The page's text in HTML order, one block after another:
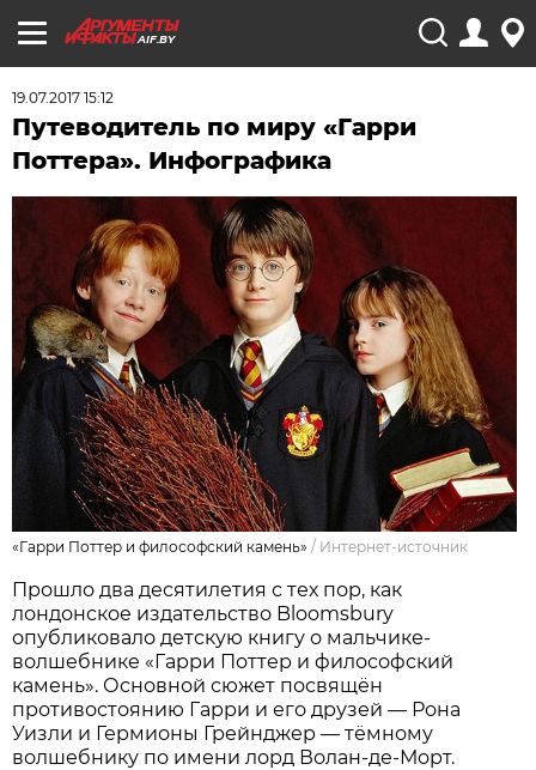
AIF.BY
19.07.2017 15:12
Путеводитель по миру «Гарри
Поттера». Инфографика
«Гарри Поттер и философский камень» / Интернет-источник
Прошло два десятилетия с тех пор, как
лондонское издательство Bloomsbury
опубликовало детскую книгу о мальчике-
волшебнике «Гарри Поттер и философский
камень». Основной сюжет посвящён
противостоянию Гарри и его друзей — Рона
Уизли и Гермионы Грейнджер — тёмному
волшебнику по имени лорд Волан-де-Морт.